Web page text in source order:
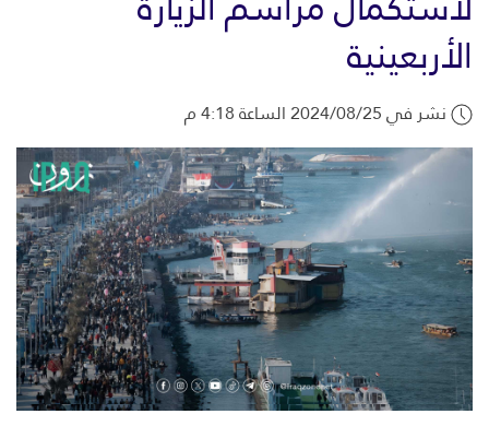
الأربعينية
نشر في 2024/08/25 الساعة 4:18 م